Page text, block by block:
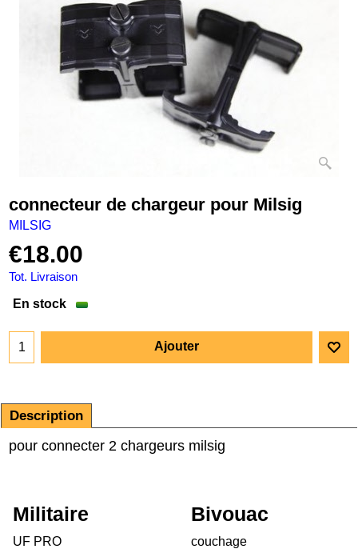
connecteur de chargeur pour Milsig
MILSIG
€18.00
Tot. Livraison
En stock
Ajouter
Description
pour connecter 2 chargeurs milsig
Militaire
UF PRO
Bivouac
couchage